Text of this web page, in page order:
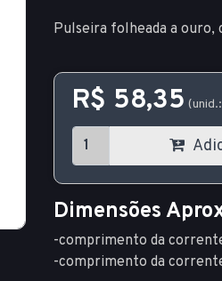
Pulseira folheada a ouro,
R$ 58,35
Dimensões
-comprimento da
-comprimento da